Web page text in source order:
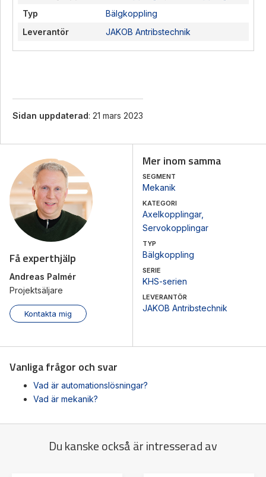
Få experthjälp
Andreas Palmér
Projektsäljare
Kontakta mig
Mer inom samma
SEGMENT
Mekanik
KATEGORI
Axelkopplingar,
Servokopplingar
TYP
Bälgkoppling
SERIE
KHS-serien
LEVERANTÖR
JAKOB Antribstechnik
Vanliga frågor och svar
Vad är automationslösningar?
Vad är mekanik?
Typ
Bälgkoppling
Leverantör
JAKOB Antribstechnik
Sidan uppdaterad: 21 mars 2023
Du kanske också är intresserad av